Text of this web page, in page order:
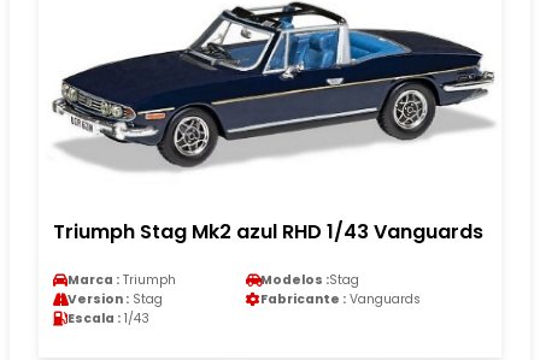
Triumph Stag Mk2 azul RHD 1/43 Vanguards
Marca : Triumph Modelos :Stag
Version : Stag Fabricante : Vanguards
Escala : 1/43